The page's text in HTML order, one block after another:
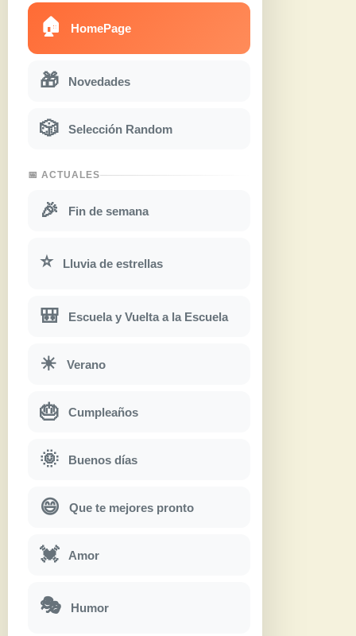
🏠 HomePage
🎁 Novedades
🎲 Selección Random
📅 ACTUALES
🎉 Fin de semana
⭐ Lluvia de estrellas
🎒 Escuela y Vuelta a la Escuela
☀ Verano
🎂 Cumpleaños
🌞 Buenos días
😄 Que te mejores pronto
💓 Amor
🎭 Humor